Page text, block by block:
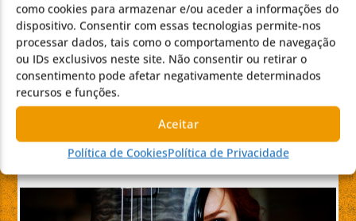
como cookies para armazenar e/ou aceder a informações do
dispositivo. Consentir com essas tecnologias permite-nos
processar dados, tais como o comportamento de navegação
ou IDs exclusivos neste site. Não consentir ou retirar o
consentimento pode afetar negativamente determinados
recursos e funções.
Aceitar
Política de CookiesPolítica de Privacidade
Ana Cristina Silva
em
Guizolas From Hell: o prodígio
português que chega às finais europeias do TMF –
European Music Contest
Pedro Teixeira da Silva
Requiem – In memoriam por
Pedro Teixeira da Silva